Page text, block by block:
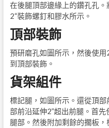
在後腿頂部邊緣上的鑽孔孔
2“裝飾螺釘和膠水所示。
頂部裝飾
預研磨孔如圖所示，然後使
到頂部裝飾。
貨架組件
標記腿，如圖所示。還從頂
部前沿延伸2”超出前腿。首
腿部。然後附加剩餘的擱板